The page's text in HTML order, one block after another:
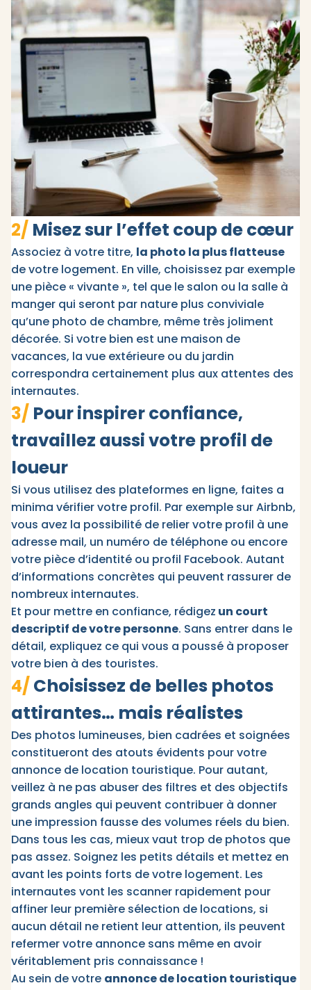
2/ Misez sur l’effet coup de cœur
Associez à votre titre, la photo la plus flatteuse
de votre logement. En ville, choisissez par exemple
une pièce « vivante », tel que le salon ou la salle à
manger qui seront par nature plus conviviale
qu’une photo de chambre, même très joliment
décorée. Si votre bien est une maison de
vacances, la vue extérieure ou du jardin
correspondra certainement plus aux attentes des
internautes.
3/ Pour inspirer confiance,
travaillez aussi votre profil de
loueur
Si vous utilisez des plateformes en ligne, faites a
minima vérifier votre profil. Par exemple sur Airbnb,
vous avez la possibilité de relier votre profil à une
adresse mail, un numéro de téléphone ou encore
votre pièce d’identité ou profil Facebook. Autant
d’informations concrètes qui peuvent rassurer de
nombreux internautes.
Et pour mettre en confiance, rédigez un court
descriptif de votre personne. Sans entrer dans le
détail, expliquez ce qui vous a poussé à proposer
votre bien à des touristes.
4/Choisissez de belles photos
attirantes… mais réalistes
Des photos lumineuses, bien cadrées et soignées
constitueront des atouts évidents pour votre
annonce de location touristique. Pour autant,
veillez à ne pas abuser des filtres et des objectifs
grands angles qui peuvent contribuer à donner
une impression fausse des volumes réels du bien.
Dans tous les cas, mieux vaut trop de photos que
pas assez. Soignez les petits détails et mettez en
avant les points forts de votre logement. Les
internautes vont les scanner rapidement pour
affiner leur première sélection de locations, si
aucun détail ne retient leur attention, ils peuvent
refermer votre annonce sans même en avoir
véritablement pris connaissance !
Au sein de votre annonce de location touristique